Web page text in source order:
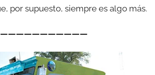
por supuesto, siempre es algo más.